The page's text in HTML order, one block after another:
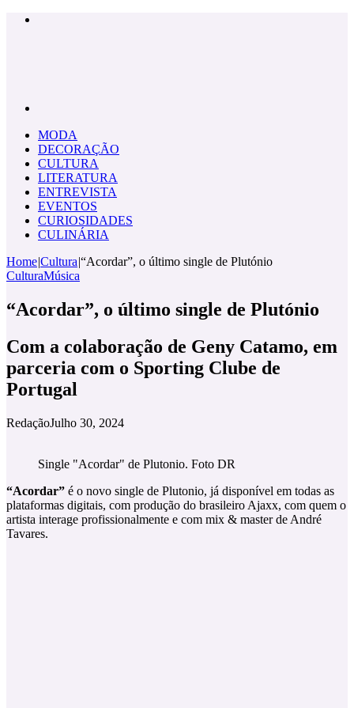
MODA
DECORAÇÃO
CULTURA
LITERATURA
ENTREVISTA
EVENTOS
CURIOSIDADES
CULINÁRIA
Home|Cultura|“Acordar”, o último single de Plutónio
CulturaMúsica
“Acordar”, o último single de Plutónio
Com a colaboração de Geny Catamo, em
parceria com o Sporting Clube de
Portugal
RedaçãoJulho 30, 2024
Single "Acordar" de Plutonio. Foto DR
“Acordar” é o novo single de Plutonio, já disponível em todas as
plataformas digitais, com produção do brasileiro Ajaxx, com quem o
artista interage profissionalmente e com mix & master de André
Tavares.